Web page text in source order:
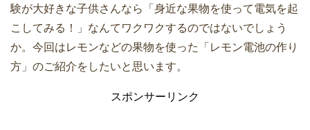
験が大好きな子供さんなら「身近な果物を使って電気を起
こしてみる！」なんてワクワクするのではないでしょう
か。今回はレモンなどの果物を使った「レモン電池の作り
方」のご紹介をしたいと思います。
スポンサーリンク